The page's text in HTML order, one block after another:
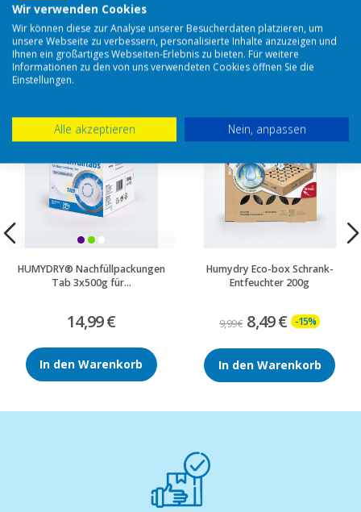
Inhalt:6 HUMYDRY® Nachfüllpackungen 450g
andere Artikel in der gleichen Kategorie:
HUMYDRY® Nachfüllpackungen
Tab 3x500g für...
14,99 €
In den Warenkorb
Humydry Eco-box Schrank-
Entfeuchter 200g
9,99 € 8,49 € -15%
In den Warenkorb
Wir verwenden Cookies
Wir können diese zur Analyse unserer Besucherdaten platzieren, um
unsere Webseite zu verbessern, personalisierte Inhalte anzuzeigen und
Ihnen ein großartiges Webseiten-Erlebnis zu bieten. Für weitere
Informationen zu den von uns verwendeten Cookies öffnen Sie die
Einstellungen.
Alle akzeptieren Nein, anpassen